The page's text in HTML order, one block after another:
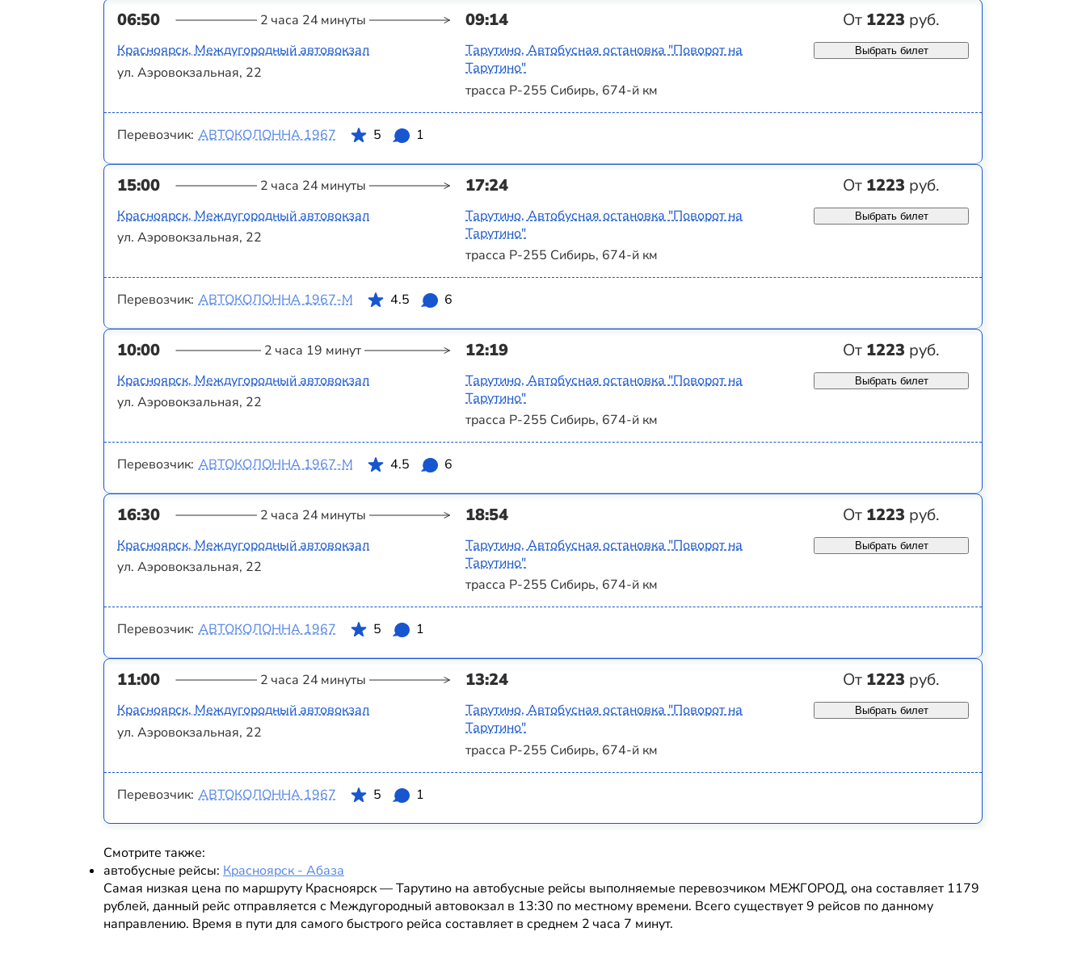
06:50 2 часа 24 минуты 09:14 От 1223 руб.
Красноярск, Междугородный автовокзал
ул. Аэровокзальная, 22
Тарутино, Автобусная остановка "Поворот на
Тарутино"
трасса Р-255 Сибирь, 674-й км
Выбрать билет
Перевозчик: АВТОКОЛОННА 1967 5 1
15:00 2 часа 24 минуты 17:24 От 1223 руб.
Красноярск, Междугородный автовокзал
ул. Аэровокзальная, 22
Тарутино, Автобусная остановка "Поворот на
Тарутино"
трасса Р-255 Сибирь, 674-й км
Выбрать билет
Перевозчик: АВТОКОЛОННА 1967-М 4.5 6
10:00 2 часа 19 минут 12:19 От 1223 руб.
Красноярск, Междугородный автовокзал
ул. Аэровокзальная, 22
Тарутино, Автобусная остановка "Поворот на
Тарутино"
трасса Р-255 Сибирь, 674-й км
Выбрать билет
Перевозчик: АВТОКОЛОННА 1967-М 4.5 6
16:30 2 часа 24 минуты 18:54 От 1223 руб.
Красноярск, Междугородный автовокзал
ул. Аэровокзальная, 22
Тарутино, Автобусная остановка "Поворот на
Тарутино"
трасса Р-255 Сибирь, 674-й км
Выбрать билет
Перевозчик: АВТОКОЛОННА 1967 5 1
11:00 2 часа 24 минуты 13:24 От 1223 руб.
Красноярск, Междугородный автовокзал
ул. Аэровокзальная, 22
Тарутино, Автобусная остановка "Поворот на
Тарутино"
трасса Р-255 Сибирь, 674-й км
Выбрать билет
Перевозчик: АВТОКОЛОННА 1967 5 1
Смотрите также:
автобусные рейсы: Красноярск - Абаза
Самая низкая цена по маршруту Красноярск — Тарутино на автобусные рейсы выполняемые перевозчиком МЕЖГОРОД, она составляет 1179
рублей, данный рейс отправляется с Междугородный автовокзал в 13:30 по местному времени. Всего существует 9 рейсов по данному
направлению. Время в пути для самого быстрого рейса составляет в среднем 2 часа 7 минут.